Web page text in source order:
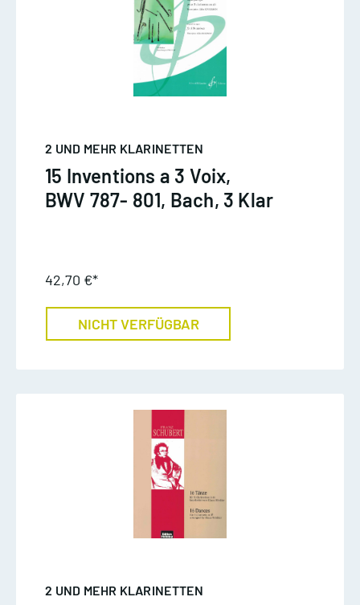
2 UND MEHR KLARINETTEN
15 Inventions a 3 Voix,
BWV 787- 801, Bach, 3 Klar
42,70 €*
NICHT VERFÜGBAR
2 UND MEHR KLARINETTEN